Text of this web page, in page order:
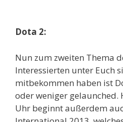
Dota 2:
Nun zum zweiten Thema
Interessierten unter Euch
mitbekommen haben ist
oder weniger gelaunched.
Uhr beginnt außerdem